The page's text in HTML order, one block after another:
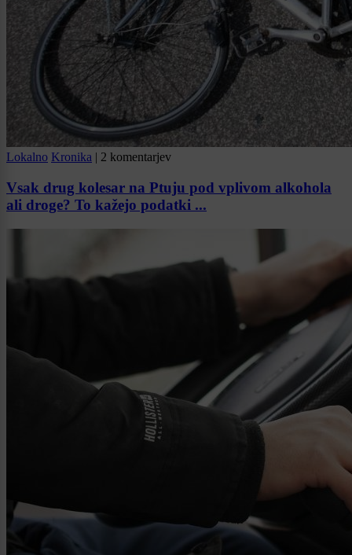
Lokalno Kronika | 2 komentarjev
Vsak drug kolesar na Ptuju pod vplivom alkohola
ali droge? To kažejo podatki ...